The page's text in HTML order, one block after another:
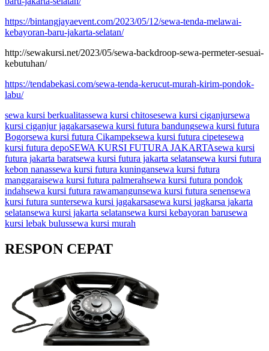
https://bintangjayaevent.com/2023/05/12/sewa-tenda-melawai-
kebayoran-baru-jakarta-selatan/
http://sewakursi.net/2023/05/sewa-backdroop-sewa-permeter-sesuai-
kebutuhan/
https://tendabekasi.com/sewa-tenda-kerucut-murah-kirim-pondok-
labu/
sewa kursi berkualitassewa kursi chitosesewa kursi ciganjursewa
kursi ciganjur jagakarsasewa kursi futura bandungsewa kursi futura
Bogorsewa kursi futura Cikampeksewa kursi futura cipetesewa
kursi futura depoSEWA KURSI FUTURA JAKARTAsewa kursi
futura jakarta baratsewa kursi futura jakarta selatansewa kursi futura
kebon nanassewa kursi futura kuningansewa kursi futura
manggaraisewa kursi futura palmerahsewa kursi futura pondok
indahsewa kursi futura rawamangunsewa kursi futura senensewa
kursi futura suntersewa kursi jagakarsasewa kursi jagkarsa jakarta
selatansewa kursi jakarta selatansewa kursi kebayoran barusewa
kursi lebak bulussewa kursi murah
RESPON CEPAT